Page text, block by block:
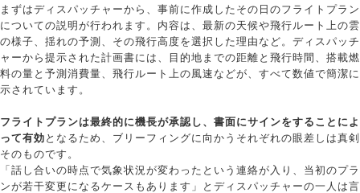
まずはディスパッチャーから、事前に作成したその日のフライトプラン
についての説明が行われます。内容は、最新の天候や飛行ルート上の雲
の様子、揺れの予測、その飛行高度を選択した理由など。ディスパッチ
ャーから提示された計画書には、目的地までの距離と飛行時間、搭載燃
料の量と予測消費量、飛行ルート上の風速などが、すべて数値で簡潔に
示されています。
フライトプランは最終的に機長が承認し、書面にサインをすることによ
って有効 となるため、ブリーフィングに向かうそれぞれの眼差しは真剣
そのものです。
「話し合いの時点で気象状況が変わったという連絡が入り、当初のプラ
ンが若干変更になるケースもあります」とディスパッチャーの一人は言